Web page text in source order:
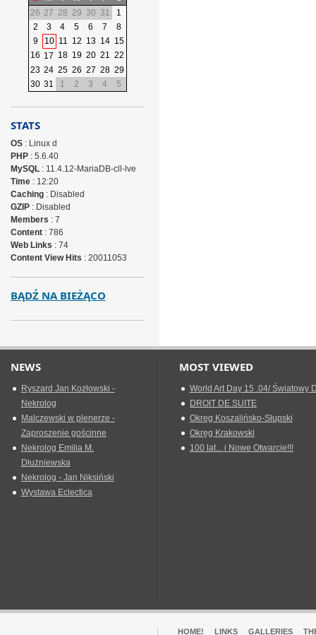
26 27 28 29 30 31
1
2
3 4 5 6 7
8
9
10 11 12 13 14 15
16 17 18 19 20 21 22
23 24 25 26 27 28 29
30 31 1 2 3 4 5
STATS
OS: Linux d
PHP: 5.6.40
MySQL: 11.4.12-MariaDB-cll-lve
Time: 12:20
Caching: Disabled
GZIP: Disabled
Members : 7
Content: 786
Web Links : 74
Content View Hits : 20011053
BĄDŹ NA BIEŻĄCO
NEWS
Ryszard Jan Kozłowski -
Nekrolog
Malczewski w plenerze -
Zaproszenie gościnne
Nekrolog Emilia M.
Dłużniewska
Nekrolog - Jan Niksiński
Wystawa Eclectica
MOST VIEWED
World Art Day 15 .04/ Światowy
DROIT DE SUITE
Okreg Koszalińsko-Słupski
Okręg Krakowski
100 lat... i Nowe Otwarcie!!!
HOME! LINKS GALLERIES